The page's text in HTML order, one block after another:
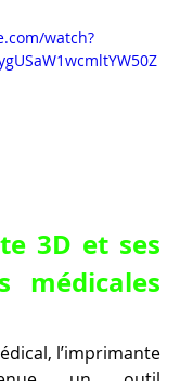
watch?
3D et ses
médicales
l’imprimante